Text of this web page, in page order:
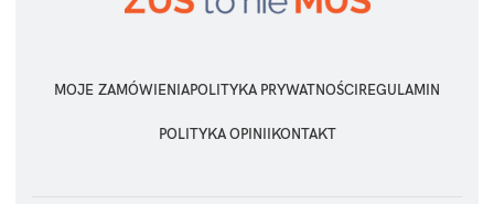
MOJE ZAMÓWIENIAPOLITYKA PRYWATNOŚCIREGULAMIN
POLITYKA OPINIIKONTAKT